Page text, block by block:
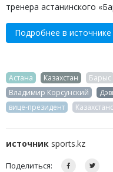
тренера астанинского
Подробнее в источнике
Астана Казахстан Барыс
Владимир Корсунский
вице-президент
источник sports.kz
Поделиться: